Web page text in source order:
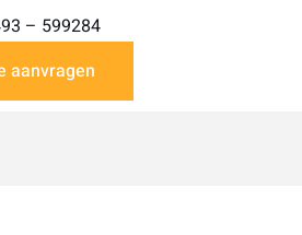
– 599284
aanvragen